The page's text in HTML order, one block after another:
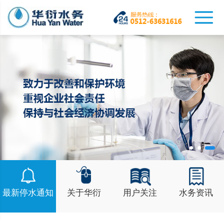
最新停水通知 关于华衍 用户关注 水务资讯